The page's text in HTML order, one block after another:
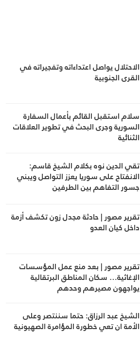
الاحتلال يواصل اعتداءاته وتفجيراته في
القرى الجنوبية
سلام استقبل القائم بأعمال السفارة
السورية وجرى البحث في تطوير العلاقات
الثنائية
تقي الدين نوه بكلام الشيخ قاسم:
الانفتاح على سوريا يعزز التواصل ويبني
جسور التفاهم بين الطرفين
تقرير مصور | حادثة مجدل زون تكشف أزمة
داخل كيان العدو
تقرير مصور | بعد منع عمل المؤسسات
الإغاثية… سكان المناطق البرتقالية
يواجهون مصيرهم وحدهم
الشيخ عبد الرزاق: حتما سننتصر وعلى
الأمة ان تعي خطورة المؤامرة الصهيونية